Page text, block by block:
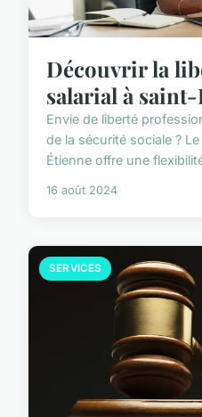
Découvrir la
salarial à
Envie de liberté
de la sécurité sociale ?
Étienne offre une
16 août 2024
SERVICES